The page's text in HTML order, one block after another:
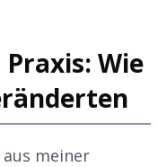
Wie
meiner